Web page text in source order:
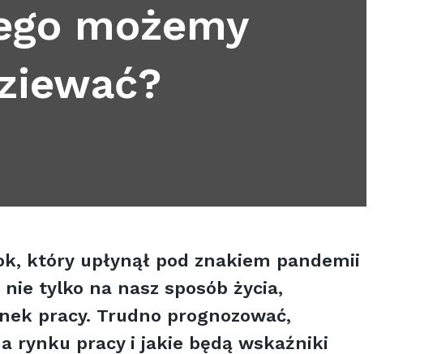
możemy
który upłynął pod znakiem pandemii
nie tylko na nasz sposób życia,
pracy. Trudno prognozować,
rynku pracy i jakie będą wskaźniki